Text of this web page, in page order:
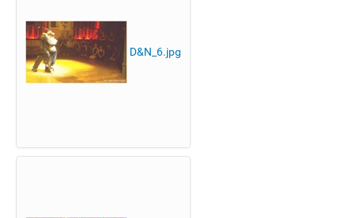
D&N_6.jpg